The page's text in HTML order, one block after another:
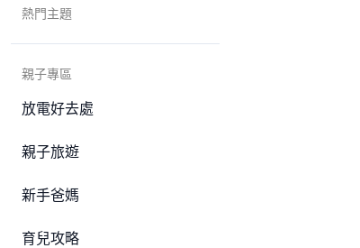
熱門主題
親子專區
放電好去處
親子旅遊
新手爸媽
育兒攻略